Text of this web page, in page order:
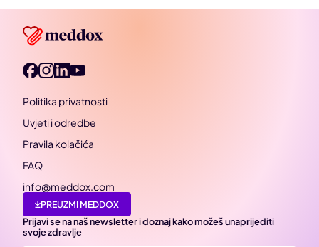
Politika privatnosti
Uvjeti i odredbe
Pravila kolačića
FAQ
info@meddox.com
PREUZMI MEDDOX
Prijavi se na naš newsletter i doznaj kako možeš unaprijediti
svoje zdravlje